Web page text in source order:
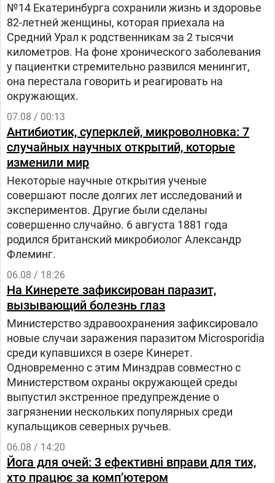
№14 Екатеринбурга сохранили жизнь и здоровье
82-летней женщины, которая приехала на
Средний Урал к родственникам за 2 тысячи
километров. На фоне хронического заболевания
у пациентки стремительно развился менингит,
она перестала говорить и реагировать на
окружающих.
07.08 / 00:13
Антибиотик, суперклей, микроволновка: 7
случайных научных открытий, которые
изменили мир
Некоторые научные открытия ученые
совершают после долгих лет исследований и
экспериментов. Другие были сделаны
совершенно случайно. 6 августа 1881 года
родился британский микробиолог Александр
Флеминг.
06.08 / 18:26
На Кинерете зафиксирован паразит,
вызывающий болезнь глаз
Министерство здравоохранения зафиксировало
новые случаи заражения паразитом Microsporidia
среди купавшихся в озере Кинерет.
Одновременно с этим Минздрав совместно с
Министерством охраны окружающей среды
выпустил экстренное предупреждение о
загрязнении нескольких популярных среди
купальщиков северных ручьев.
06.08 / 14:20
Йога для очей: 3 ефективні вправи для тих,
хто працює за комп’ютером